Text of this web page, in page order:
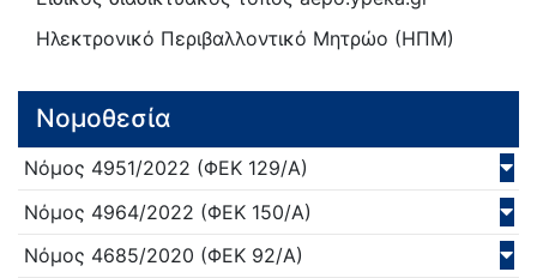
Ηλεκτρονικό Περιβαλλοντικό Μητρώο (ΗΠΜ)
Νομοθεσία
Νόμος 4951/2022 (ΦΕΚ 129/Α)
Νόμος 4964/2022 (ΦΕΚ 150/Α)
Νόμος 4685/2020 (ΦΕΚ 92/Α)